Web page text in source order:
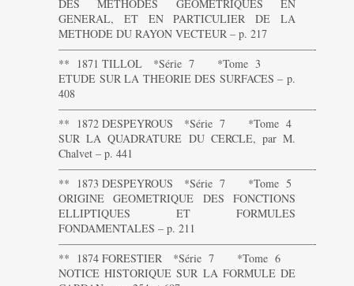
DES METHODES GEOMETRIQUES EN
GENERAL, ET EN PARTICULIER DE LA
METHODE DU RAYON VECTEUR – p. 217
———————————————————————-
** 1871 TILLOL *Série 7 *Tome 3
ETUDE SUR LA THEORIE DES SURFACES – p.
408
———————————————————————-
** 1872 DESPEYROUS *Série 7 *Tome 4
SUR LA QUADRATURE DU CERCLE, par M.
Chalvet – p. 441
———————————————————————-
** 1873 DESPEYROUS *Série 7 *Tome 5
ORIGINE GEOMETRIQUE DES FONCTIONS
ELLIPTIQUES ET FORMULES
FONDAMENTALES – p. 211
———————————————————————-
** 1874 FORESTIER *Série 7 *Tome 6
NOTICE HISTORIQUE SUR LA FORMULE DE